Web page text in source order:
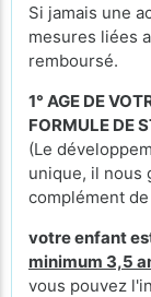
Si jamais une
mesures liées
remboursé.
1° AGE DE
FORMULE DE
(Le
unique, il nous
complément
votre enfant
minimum 3,5
vous pouvez